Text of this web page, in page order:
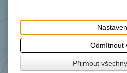
Baterie LEICA GEB121
33900 Výrobce
Odmítnout
Přijmout